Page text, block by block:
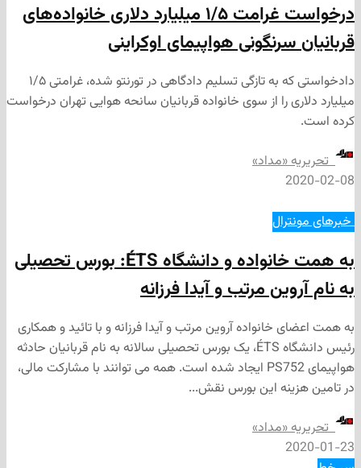
درخواست غرامت ۱/۵ میلیارد دلاری خانواده‌های
سرنگونی هواپیمای اوکراینی
دادخواستی که به تازگی تسلیم دادگاهی در تورنتو شده، غرامتی ۱/۵
را از سوی خانواده قربانیان سانحه هوایی تهران درخواست
«مداد»
به همت خانواده و دانشگاه ÉTS: بورس تحصیلی
مرتب و آیدا فرزانه
خانواده آروین مرتب و آیدا فرزانه و با تائید و همکاری
رئیس دانشگاه ÉTS، یک بورس تحصیلی سالانه به نام قربانیان حادثه
هواپیمای PS752 ایجاد شده است. همه می توانند با مشارکت مالی،
این بورس نقش...
«مداد»